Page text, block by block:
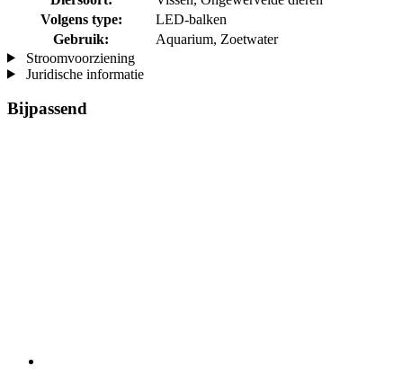
Volgens type:
LED-balken
Gebruik:
Aquarium, Zoetwater
Stroomvoorziening
Juridische informatie
Bijpassend